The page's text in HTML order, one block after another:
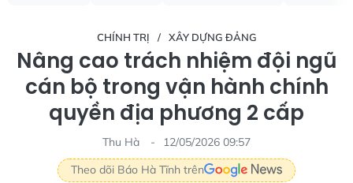
CHÍNH TRỊ XÂY DỰNG ĐẢNG
Nâng cao trách nhiệm đội ngũ
cán bộ trong vận hành chính
quyền địa phương 2 cấp
Thu Hà
12/05/2026 09:57
Theo dõi Báo Hà Tĩnh trên